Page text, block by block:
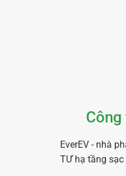
Công
EverEV - nhà
TƯ hạ tầng